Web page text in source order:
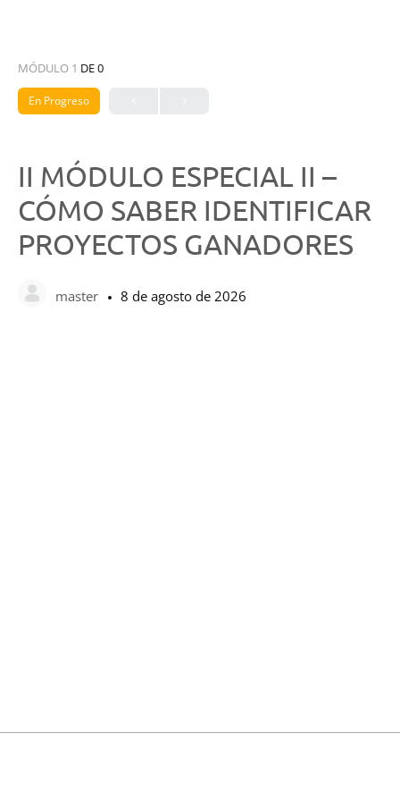
MÓDULO 1 DE 0
En Progreso
II MÓDULO ESPECIAL II –
CÓMO SABER IDENTIFICAR
PROYECTOS GANADORES
master 8 de agosto de 2026